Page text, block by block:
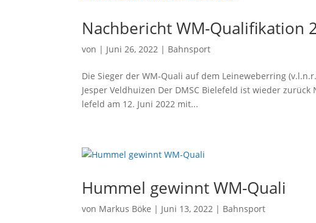
Nachbericht WM-Qualifikation
von | Juni 26, 2022 | Bahnsport
Die Sie­ger der WM-Qua­li auf dem Lei­ne­we­ber­ring
Jesper Veldhuizen Der DMSC Bie­le­feld ist wie­der
le­feld am 12. Juni 2022 mit...
Hummel gewinnt WM-Quali
von Markus Böke | Juni 13, 2022 | Bahnsport